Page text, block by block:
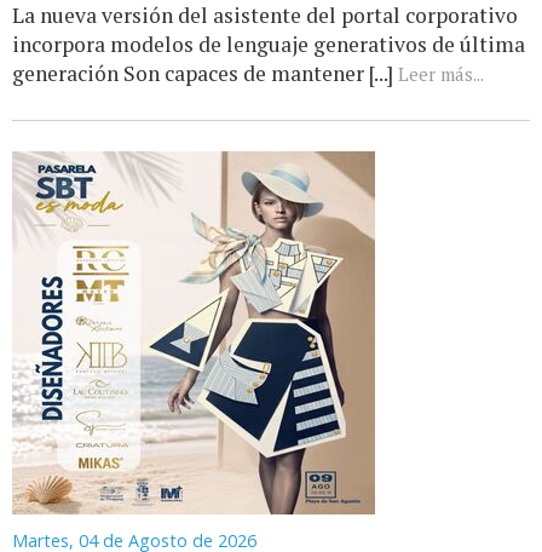
La nueva versión del asistente del portal corporativo
incorpora modelos de lenguaje generativos de última
generación Son capaces de mantener [...] Leer más...
Martes, 04 de Agosto de 2026